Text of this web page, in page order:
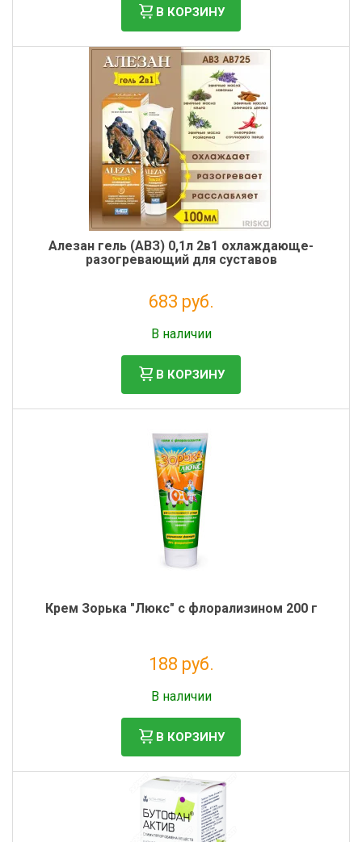
В КОРЗИНУ
Алезан гель (АВЗ) 0,1л 2в1 охлаждающе-
разогревающий для суставов
683 руб.
В наличии
В КОРЗИНУ
Крем Зорька "Люкс" с флорализином 200 г
188 руб.
В наличии
В КОРЗИНУ